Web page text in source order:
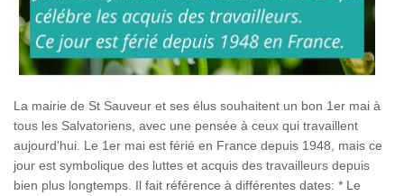
La mairie de St Sauveur et ses élus souhaitent un bon 1er mai à
tous les Salvatoriens, avec une pensée à ceux qui travaillent
aujourd'hui. Le 1er mai est férié en France depuis 1948, mais ce
jour est symbolique des luttes et acquis des travailleurs depuis
bien plus longtemps. Il fait référence à différentes dates: * Le